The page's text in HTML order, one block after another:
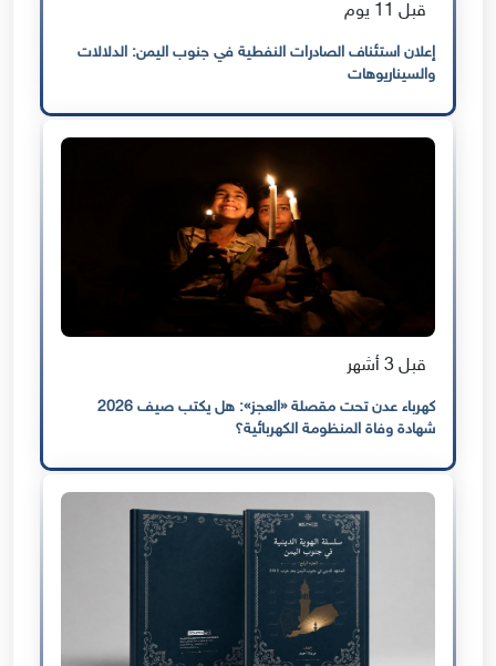
قبل 11 يوم
إعلان استئناف الصادرات النفطية في جنوب اليمن: الدلالات
والسيناريوهات
قبل 3 أشهر
كهرباء عدن تحت مقصلة «العجز»: هل يكتب صيف 2026
شهادة وفاة المنظومة الكهربائية؟